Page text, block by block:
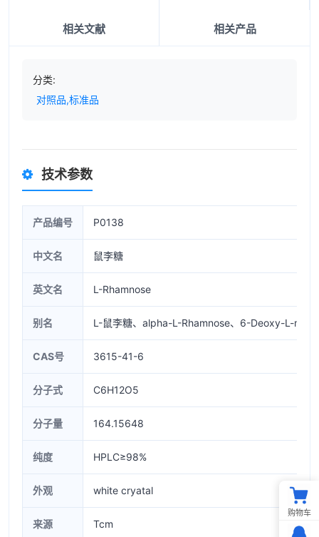
相关文献 相关产品
分类:
对照品,标准品
技术参数
产品编号 P0138
中文名 鼠李糖
英文名 L-Rhamnose
别名 L-鼠李糖、alpha-L-Rhamnose、6-Deoxy-L-
CAS号 3615-41-6
分子式 C6H12O5
分子量 164.15648
纯度 HPLC≥98%
外观 white cryatal
来源 Tcm
购物车